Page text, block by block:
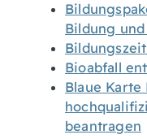
Bildung
Bioabfall
Blaue
beantragen